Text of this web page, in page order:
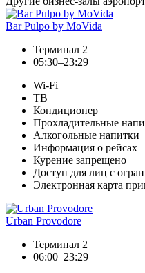
Bar Pulpo by MoVida
Терминал 2
05:30–23:29
Wi-Fi
ТВ
Кондиционер
Прохладительные
Алкогольные напитки
Информация о рейсах
Курение запрещено
Доступ для лиц с
Электронная карта
Urban Provodore
Терминал 2
06:00–23:29